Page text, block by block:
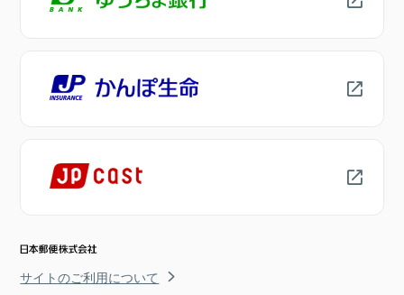
サイトのご利用について